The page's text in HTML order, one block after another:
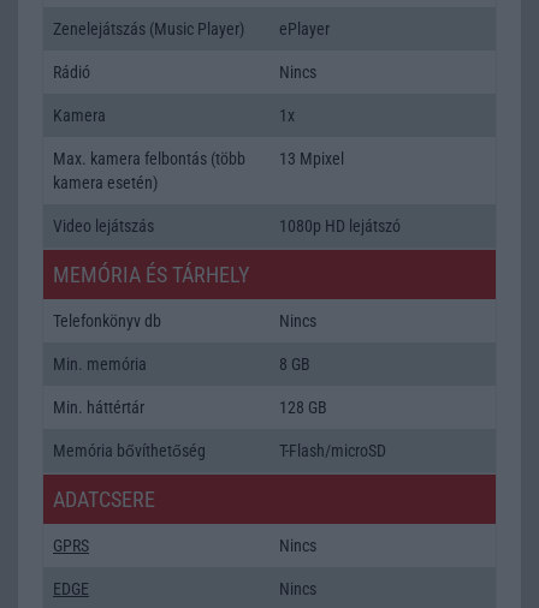
Zenelejátszás (Music Player) ePlayer
Rádió Nincs
Kamera 1x
Max. kamera felbontás (több
kamera esetén)
13 Mpixel
Video lejátszás 1080p HD lejátszó
MEMÓRIA ÉS TÁRHELY
Telefonkönyv db Nincs
Min. memória 8 GB
Min. háttértár 128 GB
Memória bővíthetőség T-Flash/microSD
ADATCSERE
GPRS Nincs
EDGE Nincs